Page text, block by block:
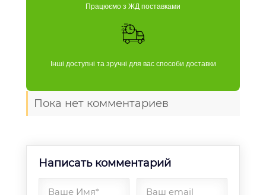
Працюємо з ЖД поставками
Інші доступні та зручні для вас способи доставки
Пока нет комментариев
Написать комментарий
Ваше Имя* Ваш email